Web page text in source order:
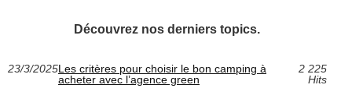
Découvrez nos derniers topics.
23/3/2025Les critères pour choisir le bon camping à
acheter avec l’agence green
2 225
Hits